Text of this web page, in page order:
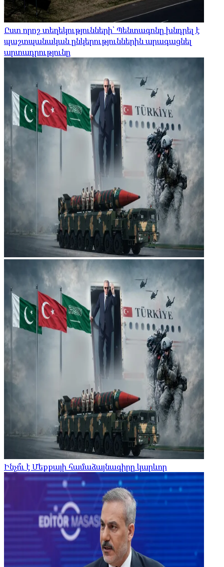
Ըստ որոշ տեղեկությունների՝ Պենտագոնը խնդրել է
պաշտպանական ընկերություններին արագացնել
արտադրությունը
Ինչո՞ւ է Մեքքայի համաձայնագիրը կարևոր